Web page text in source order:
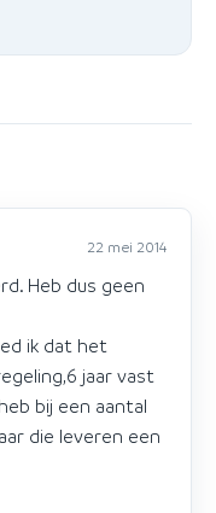
22 mei 2014
Heb dus geen
ik dat het
jaar vast
bij een aantal
die leveren een